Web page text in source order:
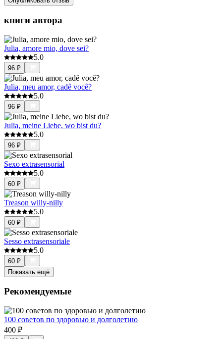
книги автора
Julia, amore mio, dove sei?
5.0
96 ₽
Julia, meu amor, cadê você?
5.0
96 ₽
Julia, meine Liebe, wo bist du?
5.0
96 ₽
Sexo extrasensorial
5.0
60 ₽
Treason willy-nilly
5.0
60 ₽
Sesso extrasensoriale
5.0
60 ₽
Показать ещё
Рекомендуемые
100 советов по здоровью и долголетию
400 ₽